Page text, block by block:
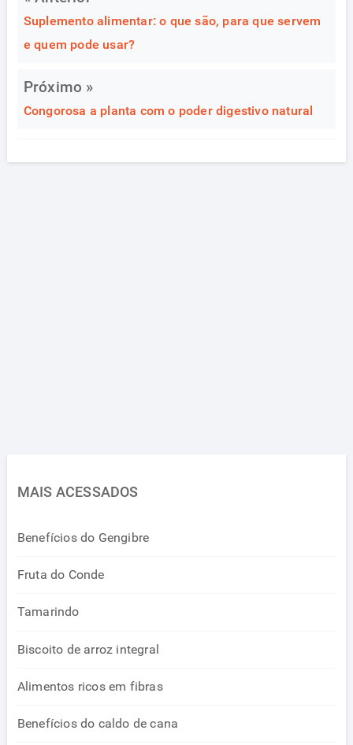
Suplemento alimentar: o que são, para que servem
e quem pode usar?
Próximo »
Congorosa a planta com o poder digestivo natural
MAIS ACESSADOS
Benefícios do Gengibre
Fruta do Conde
Tamarindo
Biscoito de arroz integral
Alimentos ricos em fibras
Benefícios do caldo de cana